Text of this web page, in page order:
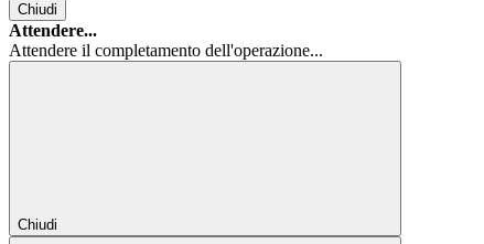
Chiudi
Attendere...
Attendere il completamento dell'operazione...
Chiudi